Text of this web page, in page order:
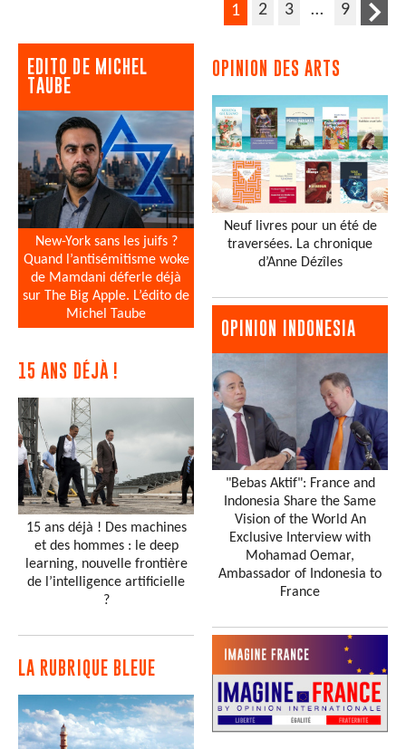
1 2 3 … 9
EDITO DE MICHEL
TAUBE
New-York sans les juifs ?
Quand l’antisémitisme woke
de Mamdani déferle déjà
sur The Big Apple. L’édito de
Michel Taube
15 ANS DÉJÀ !
15 ans déjà ! Des machines
et des hommes : le deep
learning, nouvelle frontière
de l’intelligence artificielle
?
LA RUBRIQUE BLEUE
OPINION DES ARTS
Neuf livres pour un été de
traversées. La chronique
d’Anne Dézîles
OPINION INDONESIA
"Bebas Aktif": France and
Indonesia Share the Same
Vision of the World An
Exclusive Interview with
Mohamad Oemar,
Ambassador of Indonesia to
France